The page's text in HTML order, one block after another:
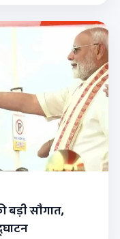
बड़ी सौगात,